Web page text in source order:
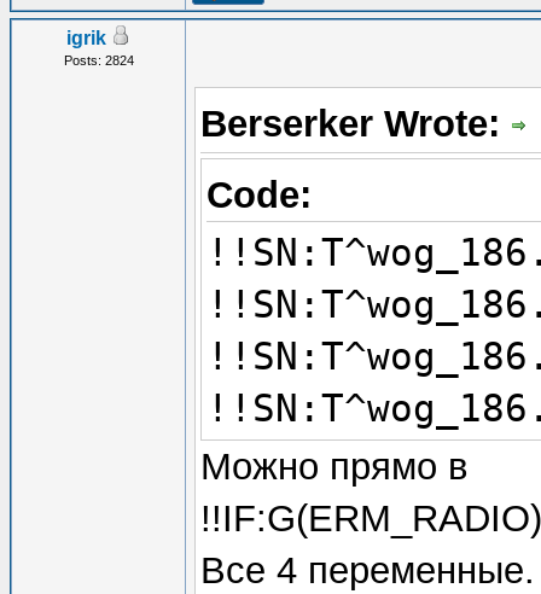
igrik
Posts: 2824
Berserker Wrote:
Code:
Можно прямо в
Все 4 переменные.